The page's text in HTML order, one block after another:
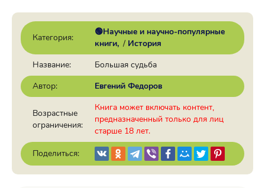
Категория:
🟢Научные и научно-популярные
книги / История
Название:
Большая судьба
Автор:
Евгений Федоров
Возрастные
ограничения:
Книга может включать контент,
предназначенный только для лиц
старше 18 лет.
Поделиться: